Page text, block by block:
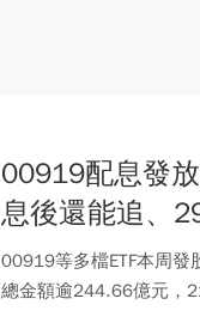
00919配息發
息後還能追、
金這樣算
00919等多檔ETF本周發
總金額逾244.66億元，